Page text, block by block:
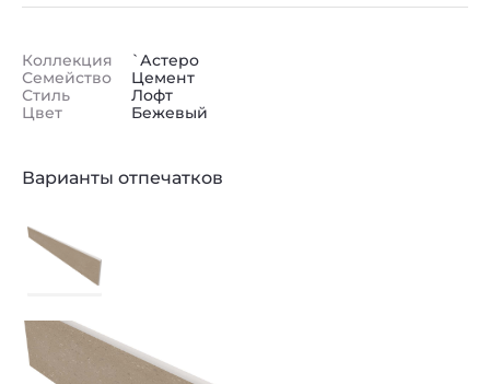
Коллекция
Семейство
Стиль
Цвет
`Астеро
Цемент
Лофт
Бежевый
Варианты отпечатков